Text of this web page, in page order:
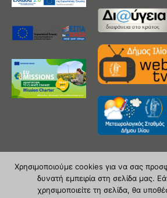
Copyright 2020 © Δήμος
Χρησιμοποιούμε cookies για να σας
δυνατή εμπειρία στη σελίδα μας.
χρησιμοποιείτε τη σελίδα, θα